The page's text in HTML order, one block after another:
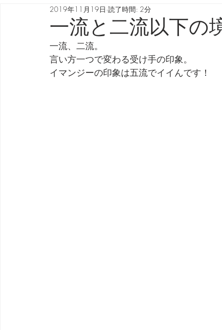
弦交換の記録 DTM 始める 知っておきたいコト
Imanjy Studio 使われているモノ 食べんじーの美味
一流と二流以下の
2019年11月19日 読了時間: 2分
一流、二流。
言い方一つで変わる受け手の印象。
イマンジーの印象は五流でイイんです！